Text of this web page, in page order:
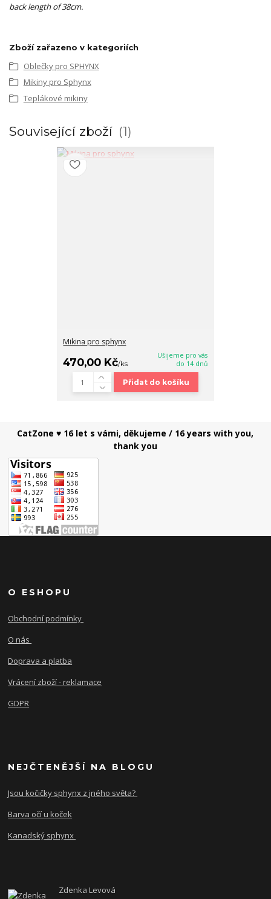
back length of 38cm.
Zboží zařazeno v kategoriích
Oblečky pro SPHYNX
Mikiny pro Sphynx
Teplákové mikiny
Související zboží 1
Mikina pro sphynx
470,00 Kč/ks
Ušijeme pro vás
do 14 dnů
Přidat do košíku
CatZone ♥ 16 let s vámi, děkujeme / 16 years with you,
thank you
O ESHOPU
Obchodní podmínky
O nás
Doprava a platba
Vrácení zboží - reklamace
GDPR
NEJČTENĚJŠÍ NA BLOGU
Jsou kočičky sphynx z jného světa?
Barva očí u koček
Kanadský sphynx
Zdenka Levová